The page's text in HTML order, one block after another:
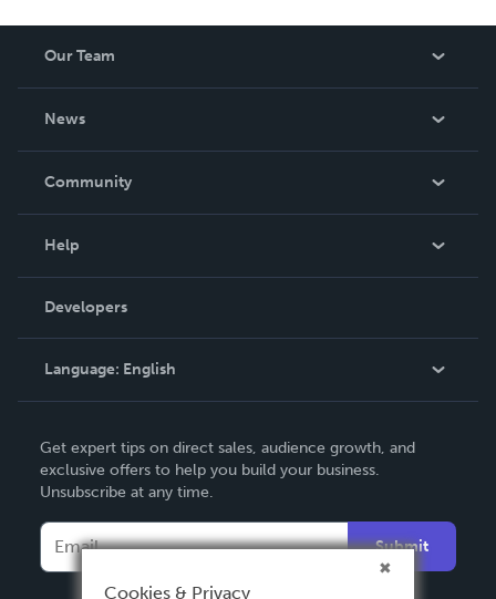
Our Team
News
In The News
Community
Podcast
Help
Order Lookup
Knowledge Base
Contact Support
Developers
Language: English
Deutsch
Français
Italiano
Español
Get expert tips on direct sales, audience growth, and
exclusive offers to help you build your business.
Unsubscribe at any time.
Submit
Cookies & Privacy